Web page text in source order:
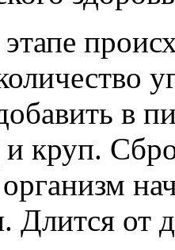
в
круп.
Длится от